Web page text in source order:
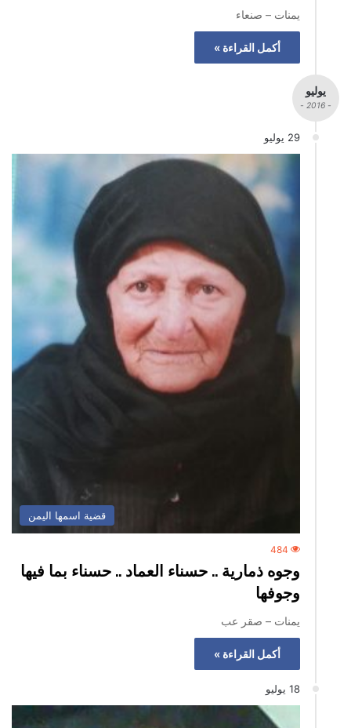
يمنات – صنعاء
أكمل القراءة »
يوليو
- 2016 -
29 يوليو
قضية اسمها اليمن
484
وجوه ذمارية .. حسناء العماد .. حسناء بما فيها
وجوفها
يمنات – صقر عب
أكمل القراءة »
18 يوليو